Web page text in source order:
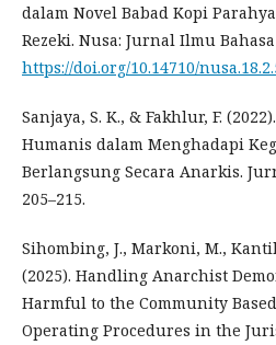
dalam Novel Babad Kopi
Rezeki. Nusa: Jurnal Ilmu
https://doi.org/10.14710/
Sanjaya, S. K., & Fakhlur, F.
Humanis dalam Menghadapi
Berlangsung Secara Anarkis.
205–215.
Sihombing, J., Markoni, M.,
(2025). Handling Anarchist
Harmful to the Community
Operating Procedures in the